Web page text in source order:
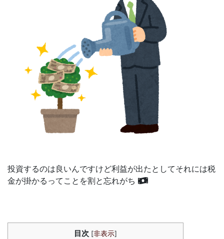
投資するのは良いんですけど利益が出たとしてそれには税
金が掛かるってことを割と忘れがち
目次 [非表示]